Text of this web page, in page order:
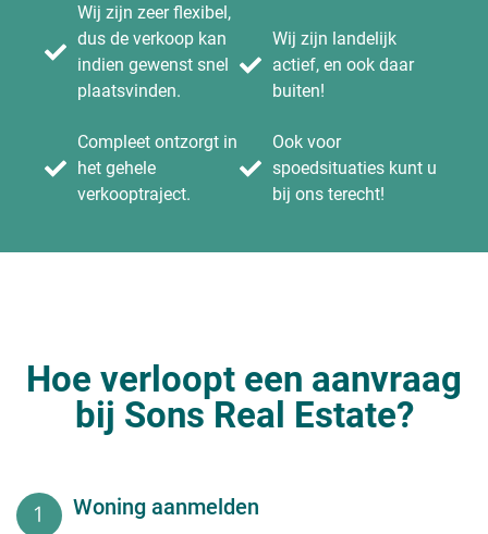
Wij zijn zeer flexibel,
dus de verkoop kan
indien gewenst snel
plaatsvinden.
Compleet ontzorgt in
het gehele
verkooptraject.
Wij zijn landelijk
actief, en ook daar
buiten!
Ook voor
spoedsituaties kunt u
bij ons terecht!
Hoe verloopt een aanvraag
bij Sons Real Estate?
Woning aanmelden